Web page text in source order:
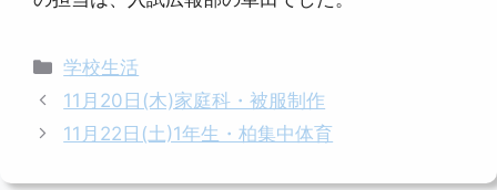
カ
テ
リ
学校生活
11月20日(木)家庭科・被服制作
11月22日(土)1年生・柏集中体育